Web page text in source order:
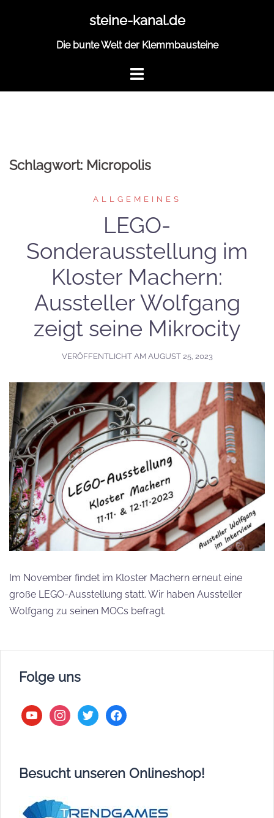
steine-kanal.de
Die bunte Welt der Klemmbausteine
Schlagwort: Micropolis
ALLGEMEINES
LEGO-
Sonderausstellung im
Kloster Machern:
Aussteller Wolfgang
zeigt seine Mikrocity
VERÖFFENTLICHT AM AUGUST 25, 2023
Im November findet im Kloster Machern erneut eine
große LEGO-Ausstellung statt. Wir haben Aussteller
Wolfgang zu seinen MOCs befragt.
Folge uns
youtubeinstagram
twitter facebook
Besucht unseren Onlineshop!